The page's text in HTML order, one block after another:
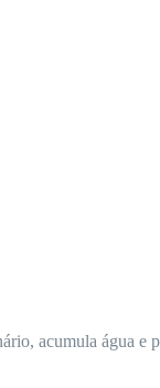
acumula água e